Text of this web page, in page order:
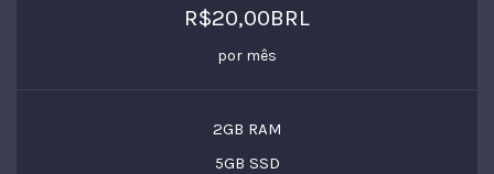
R$20,00BRL
por mês
2GB RAM
5GB SSD